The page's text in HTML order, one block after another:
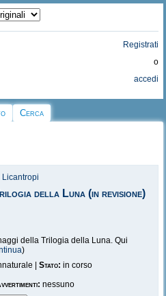
Registrati
o
accedi
Cerca
Licantropi
della Luna (in revisione)
della Trilogia della Luna. Qui
)
| Stato: in corso
nessuno